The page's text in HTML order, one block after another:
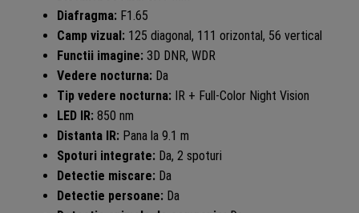
Diafragma:F1.65
Camp vizual:125 diagonal, 111 orizontal, 56 vertical
Functii imagine:3D DNR, WDR
Vedere nocturna:Da
Tip vedere nocturna:IR + Full-Color Night Vision
LED IR:850 nm
Distanta IR:Pana la 9.1 m
Spoturi integrate:Da, 2 spoturi
Detectie miscare:Da
Detectie persoane:Da